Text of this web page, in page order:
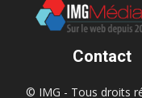
Contact
© IMG - Tous droits